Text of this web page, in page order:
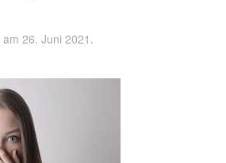
am 26. Juni 2021 .